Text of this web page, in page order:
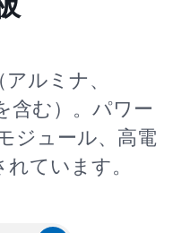
ルミナ、
含む）。パワー
ジュール、高電
ています。